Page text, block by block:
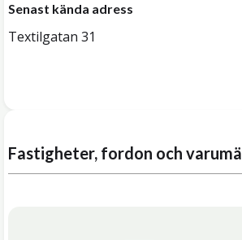
Senast kända adress
Textilgatan 31
Fastigheter, fordon och